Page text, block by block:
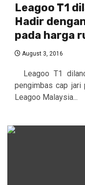
Leagoo T1
Hadir
pada harga
August 3, 2016
Leagoo T1
pengimbas cap jari
Leagoo Malaysia...